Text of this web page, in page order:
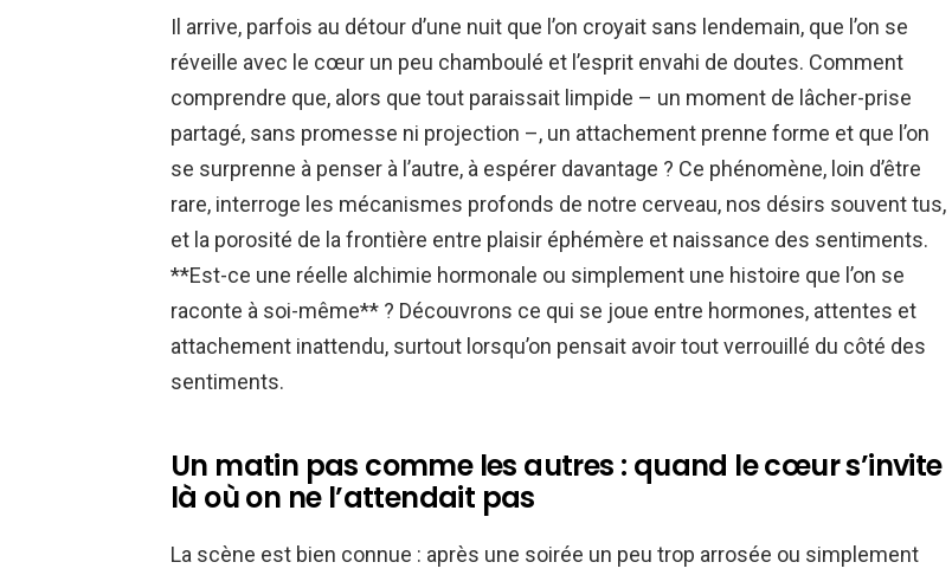
Il arrive, parfois au détour d’une nuit que l’on croyait sans lendemain, que l’on se
réveille avec le cœur un peu chamboulé et l’esprit envahi de doutes. Comment
comprendre que, alors que tout paraissait limpide – un moment de lâcher-prise
partagé, sans promesse ni projection –, un attachement prenne forme et que l’on
se surprenne à penser à l’autre, à espérer davantage ? Ce phénomène, loin d’être
rare, interroge les mécanismes profonds de notre cerveau, nos désirs souvent tus,
et la porosité de la frontière entre plaisir éphémère et naissance des sentiments.
**Est-ce une réelle alchimie hormonale ou simplement une histoire que l’on se
raconte à soi-même** ? Découvrons ce qui se joue entre hormones, attentes et
attachement inattendu, surtout lorsqu’on pensait avoir tout verrouillé du côté des
sentiments.
Un matin pas comme les autres : quand le cœur s’invite
là où on ne l’attendait pas
La scène est bien connue : après une soirée un peu trop arrosée ou simplement